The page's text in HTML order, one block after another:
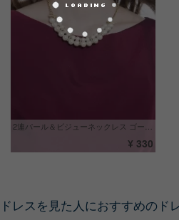
2連パール＆ビジューネックレス ゴールド系
¥ 330
レスを見た人におすすめのド